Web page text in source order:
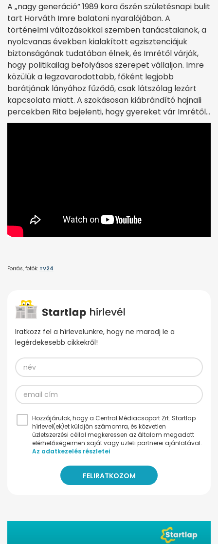
A „nagy generáció” 1989 kora őszén születésnapi bulit
tart Horváth Imre balatoni nyaralójában. A
történelmi változásokkal szemben tanácstalanok, a
nyolcvanas években kialakított egzisztenciájuk
biztonságának tudatában élnek, és Imrétől várják,
hogy politikailag befolyásos szerepet vállaljon. Imre
közülük a legzavarodottabb, főként legjobb
barátjának lányához fűződő, csak látszólag lezárt
kapcsolata miatt. A szokásosan kiábrándító hajnali
percekben Rita bejelenti, hogy gyereket vár Imrétől…
Forrás, fotók: TV24
Iratkozz fel a hírlevelünkre, hogy ne maradj le a
legérdekesebb cikkekről!
Hozzájárulok, hogy a Central Médiacsoport Zrt. Startlap
hírlevel(ek)et küldjön számomra, és közvetlen
üzletszerzési céllal megkeressen az általam megadott
elérhetőségeimen saját vagy üzleti partnerei ajánlatával.
Az adatkezelés részletei